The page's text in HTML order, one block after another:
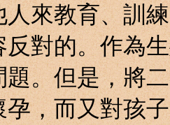
人來教育、訓
反對的。作為
題。但是，將
孕，而又對孩